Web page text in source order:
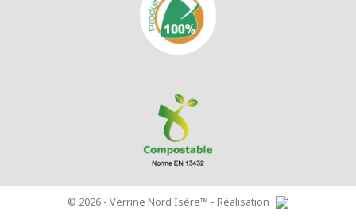
© 2026 - Verrine Nord Isère™ - Réalisation